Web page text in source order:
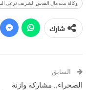
وكالة بيت مال القدس الشريف ترعى
شارك
السابق
الصحراء.. مشاركة وازنة